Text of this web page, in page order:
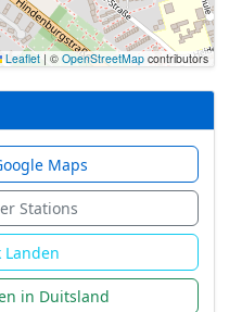
Leaflet | © OpenStreetMapcontributors
Maps
Stations
in Duitsland